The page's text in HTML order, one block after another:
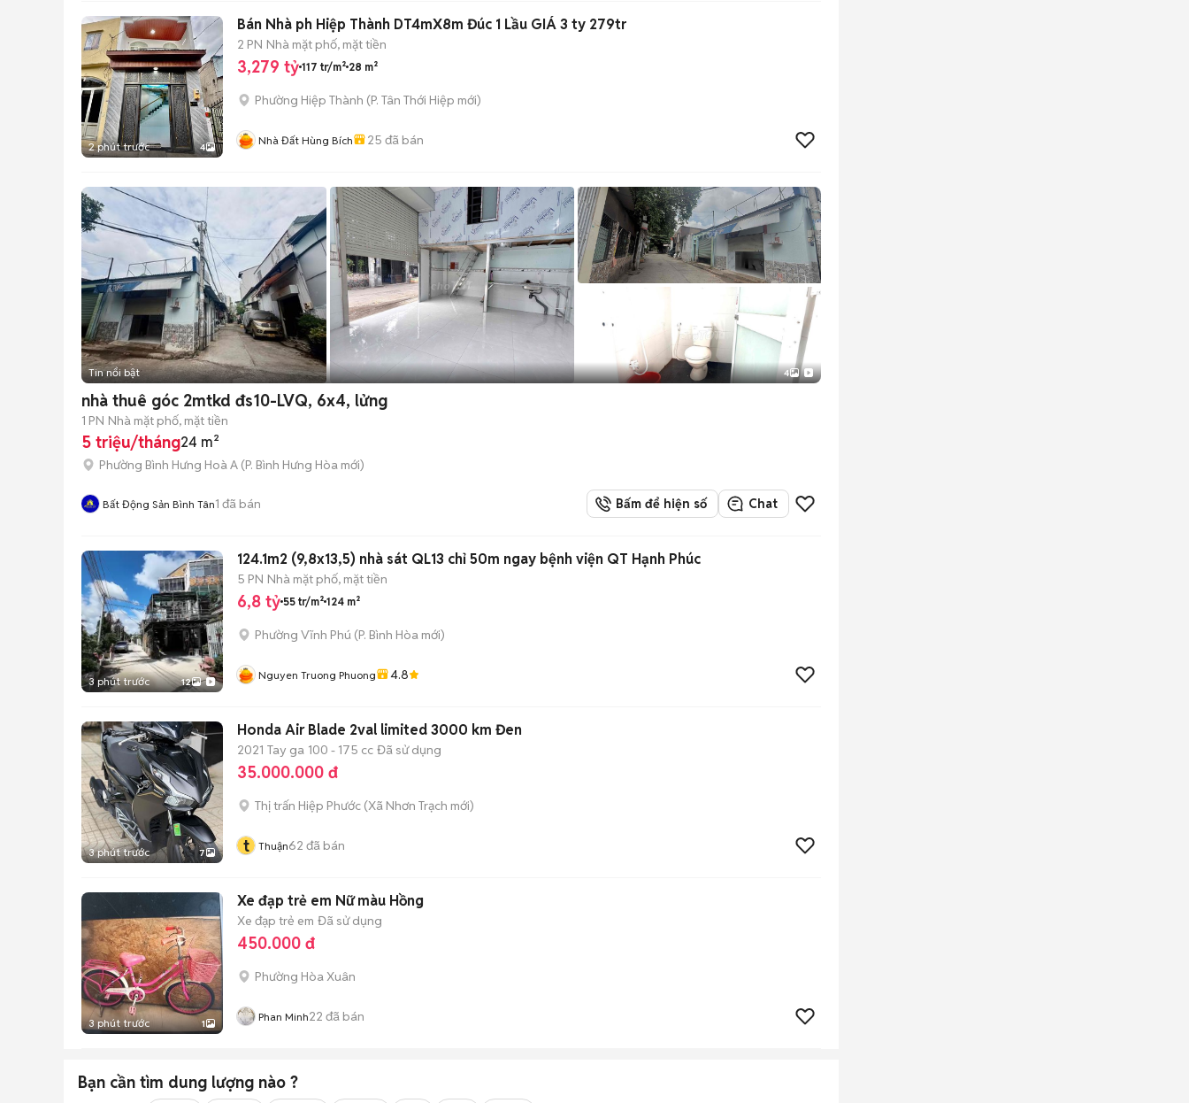
2 phút trước 4
Bán Nhà ph Hiệp Thành DT4mX8m Đúc 1 Lầu GIÁ 3 ty 279tr
2 PN Nhà mặt phố, mặt tiền
3,279 tỷ 117 tr/m² 28 m²
Phường Hiệp Thành (P. Tân Thới Hiệp mới)
Nhà Đất Hùng Bích 25 đã bán
Tin nổi bật 4
nhà thuê góc 2mtkd đs10-LVQ, 6x4, lửng
1 PN Nhà mặt phố, mặt tiền
5 triệu/tháng24 m²
Phường Bình Hưng Hoà A (P. Bình Hưng Hòa mới)
Bất Động Sản Bình Tân1 đã bán Bấm để hiện số Chat
3 phút trước 12
124.1m2 (9,8x13,5) nhà sát QL13 chỉ 50m ngay bệnh viện QT Hạnh Phúc
5 PN Nhà mặt phố, mặt tiền
6,8 tỷ 55 tr/m² 124 m²
Phường Vĩnh Phú (P. Bình Hòa mới)
Nguyen Truong Phuong 4.8
3 phút trước 7
Honda Air Blade 2val limited 3000 km Đen
2021 Tay ga 100 - 175 cc Đã sử dụng
35.000.000 đ
Thị trấn Hiệp Phước (Xã Nhơn Trạch mới)
t Thuận62 đã bán
3 phút trước 1
Xe đạp trẻ em Nữ màu Hồng
Xe đạp trẻ em Đã sử dụng
450.000 đ
Phường Hòa Xuân
Phan Minh22 đã bán
Bạn cần tìm dung lượng nào ?